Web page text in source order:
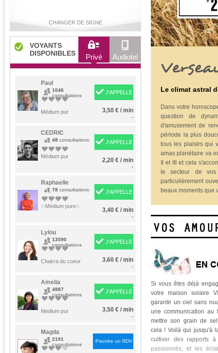
CHANGER DE SIGNE
Bélier Taureau Gémeaux Cancer
Lion Vierge Scorpion
Sagittaire Capricorne
VOYANTS
DISPONIBLES
Privé Audiotel
Paul
1046
consultations
Médium pur
J'APPELLE
3,50 € / min
-
CEDRIC
48 consultations
Médium pur
J'APPELLE
2,20 € / min
-
Raphaelle
78 consultations
✨Médium pure✨
J'APPELLE
3,40 € / min
-
Lylou
13590
consultations
Chakra du coeur
J'APPELLE
3,60 € / min
-
Amelia
4887
consultations
Medium pur
J'APPELLE
3,50 € / min
-
Magda
2191
consultations
Prendre un RDV
Le climat astral
Dans votre
question de
d'amusement de
période la plus
tous les plaisirs qui
amas planétaire va
II et III et cela
le secteur de
particulièrement
beaux moments que
Si vous êtes déjà
votre maison solaire
garantir un ciel sans
une communication au
mettre son grain de
cela ! Voilà qui jusqu'à
cultiver des rapports
passionnés, et les